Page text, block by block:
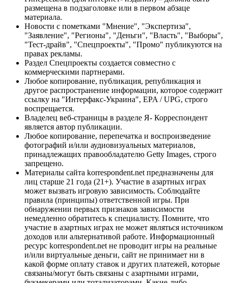
размещена в подзаголовке или в первом абзаце
материала.
Новости с пометками "Мнение", "Экспертиза",
"Заявление", "Регионы", "Деньги", "Власть", "Выборы",
"Тест-драйв", "Спецпроекты", "Промо" публикуются на
правах рекламы.
Раздел Спецпроекты создается совместно с
коммерческими партнерами.
Любое копирование, публикация, републикация и
другое распространение информации, которое содержит
ссылку на "Интерфакс-Украина", EPA / UPG, строго
воспрещается.
Владелец веб-страницы в разделе Я- Корреспондент
является автор публикации.
Любое копирование, перепечатка и воспроизведение
фотографий и/или аудиовизуальных материалов,
принадлежащих правообладателю Getty Images, строго
запрещено.
Материалы сайта korrespondent.net предназначены для
лиц старше 21 года (21+). Участие в азартных играх
может вызвать игровую зависимость. Соблюдайте
правила (принципы) ответственной игры. При
обнаружении первых признаков зависимости
немедленно обратитесь к специалисту. Помните, что
участие в азартных играх не может являться источником
доходов или альтернативой работе. Информационный
ресурс korrespondent.net не проводит игры на реальные
и/или виртуальные деньги, сайт не принимает ни в
какой форме оплату ставок и других платежей, которые
связаны/могут быть связаны с азартными играми,